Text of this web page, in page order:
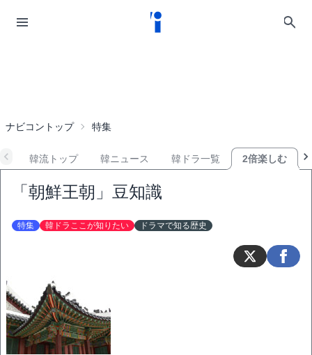
ナビコントップ 特集
韓流トップ 韓ニュース 韓ドラ一覧 2倍楽しむ
「朝鮮王朝」豆知識
特集 韓ドラここが知りたい ドラマで知る歴史